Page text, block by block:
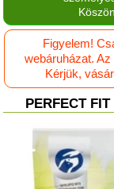
Figyelem!
webáruházat.
Kérjük,
PERFECT